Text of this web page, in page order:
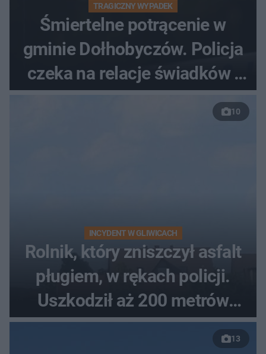
TRAGICZNY WYPADEK
Śmiertelne potrącenie w
gminie Dołhobyczów. Policja
czeka na relacje świadków i
nagrania z kamer
10
INCYDENT W GLIWICACH
Rolnik, który zniszczył asfalt
pługiem, w rękach policji.
Uszkodził aż 200 metrów
nowej drogi
13